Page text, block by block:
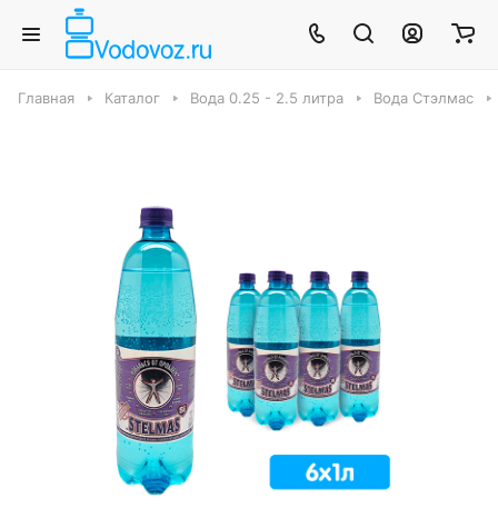
Главная Каталог Вода 0.25 - 2.5 литра Вода Стэлмас